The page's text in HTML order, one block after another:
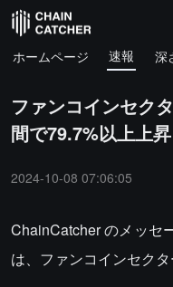
ホームページ 速報 深
ファンコインセク
間で79.7%以上上昇
2024-10-08 07:06:05
ChainCatcher のメッセ
は、ファンコインセク